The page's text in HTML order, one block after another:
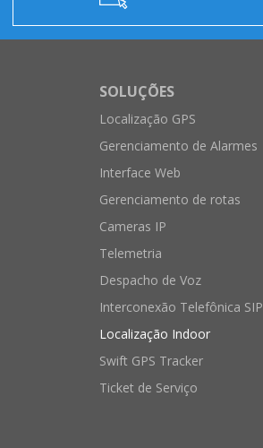
SOLUÇÕES
Localização GPS
Gerenciamento de Alarmes
Interface Web
Gerenciamento de rotas
Cameras IP
Telemetria
Despacho de Voz
Interconexão Telefônica SIP
Localização Indoor
Swift GPS Tracker
Ticket de Serviço